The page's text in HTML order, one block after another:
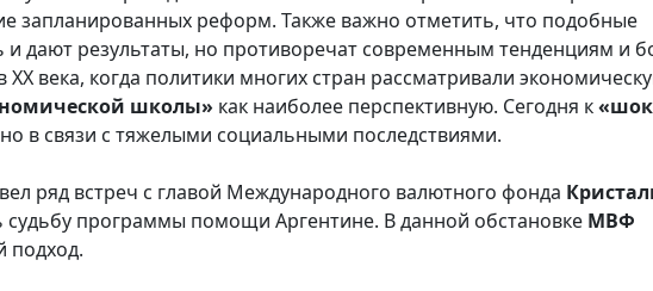
запланированных реформ. Также важно отметить, что подобные
и дают результаты, но противоречат современным тенденциям и
XX века, когда политики многих стран рассматривали
школы» как наиболее перспективную. Сегодня к
в связи с тяжелыми социальными последствиями.
ряд встреч с главой Международного валютного фонда
судьбу программы помощи Аргентине. В данной обстановке МВФ
подход.